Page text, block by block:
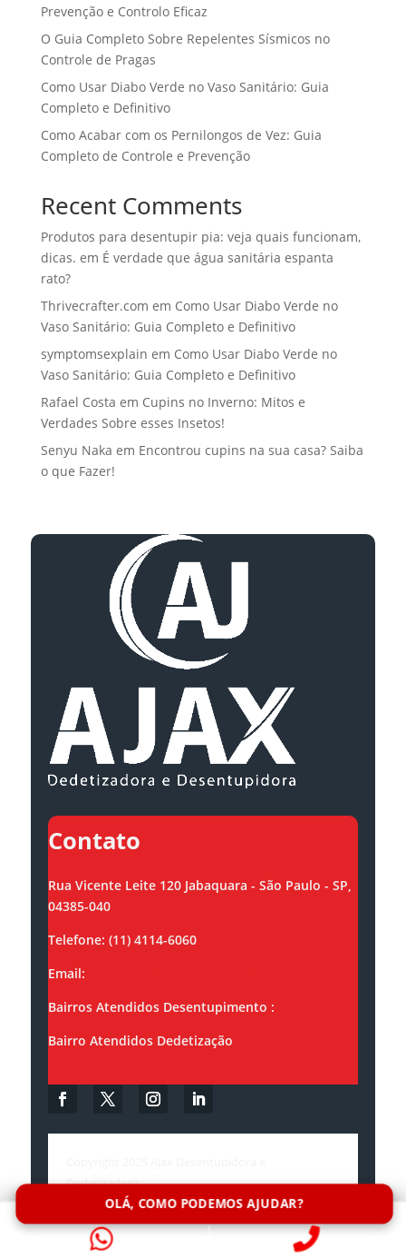
Prevenção e Controlo Eficaz
O Guia Completo Sobre Repelentes Sísmicos no
Controle de Pragas
Como Usar Diabo Verde no Vaso Sanitário: Guia
Completo e Definitivo
Como Acabar com os Pernilongos de Vez: Guia
Completo de Controle e Prevenção
Recent Comments
Produtos para desentupir pia: veja quais funcionam,
dicas. em É verdade que água sanitária espanta
rato?
Thrivecrafter.com em Como Usar Diabo Verde no
Vaso Sanitário: Guia Completo e Definitivo
symptomsexplain em Como Usar Diabo Verde no
Vaso Sanitário: Guia Completo e Definitivo
Rafael Costa em Cupins no Inverno: Mitos e
Verdades Sobre esses Insetos!
Senyu Naka em Encontrou cupins na sua casa? Saiba
o que Fazer!
Contato
Rua Vicente Leite 120 Jabaquara - São Paulo - SP,
04385-040
Telefone: (11) 4114-6060
Email:
Bairros Atendidos Desentupimento :
Bairro Atendidos Dedetização
Dedetizadora.
OLÁ, COMO PODEMOS AJUDAR?